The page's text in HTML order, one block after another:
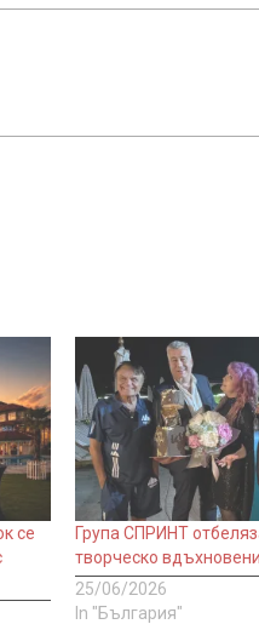
се
Група СПРИНТ
творческо
25/06/2026
In "България"